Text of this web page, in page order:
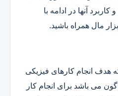
کاربرد آنها در ادامه با
مال همراه باشید.
هدف انجام کارهای فیزیکی
می باشد برای انجام کار